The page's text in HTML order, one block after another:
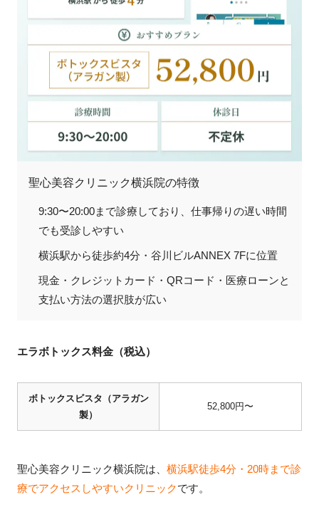
聖心美容クリニック横浜院の特徴
9:30〜20:00まで診療しており、仕事帰りの遅い時間
でも受診しやすい
横浜駅から徒歩約4分・谷川ビルANNEX 7Fに位置
現金・クレジットカード・QRコード・医療ローンと
支払い方法の選択肢が広い
エラボトックス料金（税込）
ボトックスビスタ（アラガン
製）
52,800円〜
聖心美容クリニック横浜院は、 横浜駅徒歩4分・20時まで診
療でアクセスしやすいクリニックです。